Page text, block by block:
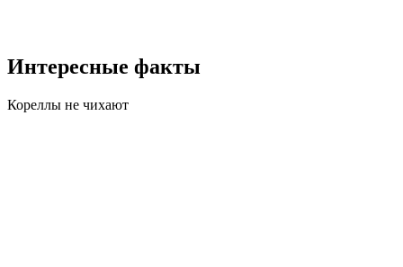
Интересные факты
Кореллы не чихают